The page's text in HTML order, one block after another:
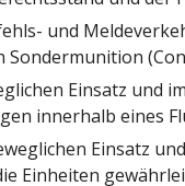
und
Einsatz und
innerhalb eines
Einsatz
Einheiten